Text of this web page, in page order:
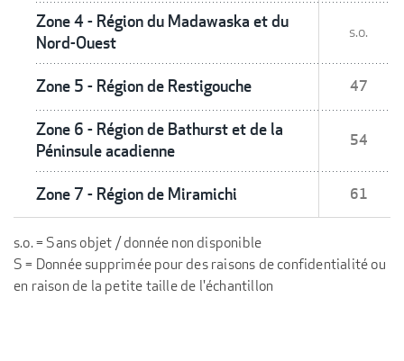
Zone 4 - Région du Madawaska et du
Nord-Ouest
s.o.
Zone 5 - Région de Restigouche 47
Zone 6 - Région de Bathurst et de la
Péninsule acadienne
54
Zone 7 - Région de Miramichi 61
s.o. = Sans objet / donnée non disponible
S = Donnée supprimée pour des raisons de confidentialité ou
en raison de la petite taille de l'échantillon